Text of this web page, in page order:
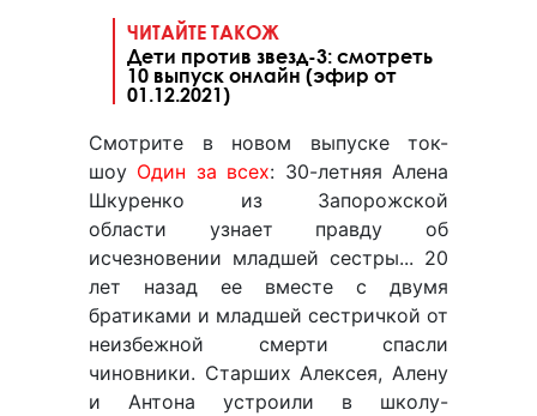
ЧИТАЙТЕ ТАКОЖ
Дети против звезд-3: смотреть
10 выпуск онлайн (эфир от
01.12.2021)
Смотрите в новом выпуске ток-
шоу Один за всех: 30-летняя Алена
Шкуренко из Запорожской
области узнает правду об
исчезновении младшей сестры... 20
лет назад ее вместе с двумя
братиками и младшей сестричкой от
неизбежной смерти спасли
чиновники. Старших Алексея, Алену
и Антона устроили в школу-